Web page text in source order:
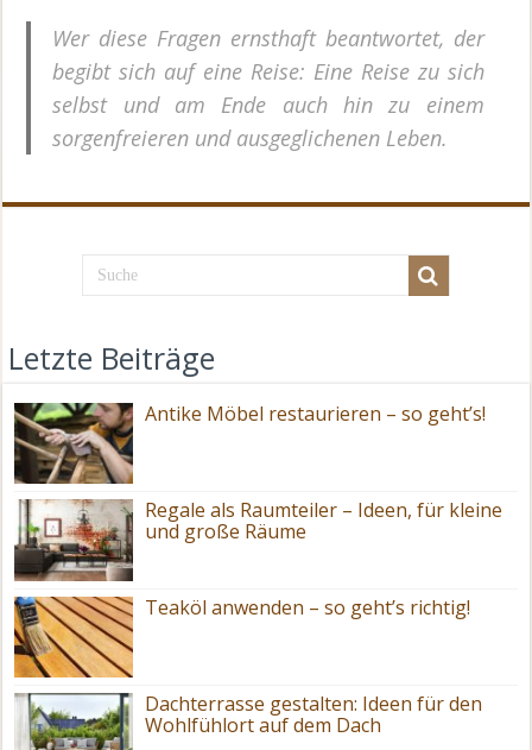
Wer diese Fragen ernsthaft beantwortet, der
begibt sich auf eine Reise: Eine Reise zu sich
selbst und am Ende auch hin zu einem
sorgenfreieren und ausgeglichenen Leben.
Letzte Beiträge
Antike Möbel restaurieren – so geht’s!
Regale als Raumteiler – Ideen, für kleine
und große Räume
Teaköl anwenden – so geht’s richtig!
Dachterrasse gestalten: Ideen für den
Wohlfühlort auf dem Dach